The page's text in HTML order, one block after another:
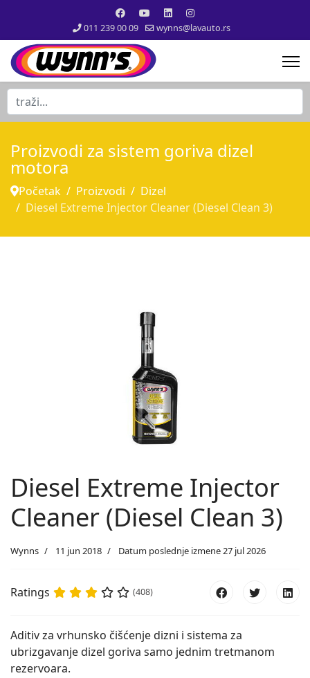
011 239 00 09 wynns@lavauto.rs
traži...
Proizvodi za sistem goriva dizel
motora
Početak Proizvodi
Dizel
Diesel Extreme Injector Cleaner (Diesel Clean 3)
Diesel Extreme Injector
Cleaner (Diesel Clean 3)
Wynns 11 jun 2018 Datum poslednje izmene 27 jul 2026
Ratings (408)
Aditiv za vrhunsko čišćenje dizni i sistema za
ubrizgavanje dizel goriva samo jednim tretmanom
rezervoara.